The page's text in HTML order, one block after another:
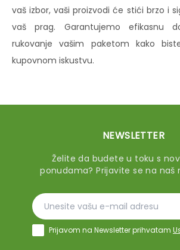
vaš izbor, vaši proizvodi će stići brzo i
vaš prag. Garantujemo efikasnu
rukovanje vašim paketom kako
kupovnom iskustvu.
NEWSLETTER
Želite da budete u toku s
ponudama? Prijavite se na naš
Prijavom na Newsletter prihvatam